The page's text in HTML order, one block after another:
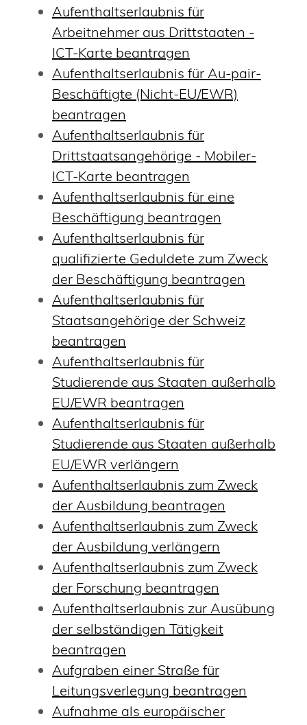
Aufenthaltserlaubnis für
Arbeitnehmer aus Drittstaaten -
ICT-Karte beantragen
Aufenthaltserlaubnis für Au-pair-
Beschäftigte (Nicht-EU/EWR)
beantragen
Aufenthaltserlaubnis für
Drittstaatsangehörige - Mobiler-
ICT-Karte beantragen
Aufenthaltserlaubnis für eine
Beschäftigung beantragen
Aufenthaltserlaubnis für
qualifizierte Geduldete zum Zweck
der Beschäftigung beantragen
Aufenthaltserlaubnis für
Staatsangehörige der Schweiz
beantragen
Aufenthaltserlaubnis für
Studierende aus Staaten außerhalb
EU/EWR beantragen
Aufenthaltserlaubnis für
Studierende aus Staaten außerhalb
EU/EWR verlängern
Aufenthaltserlaubnis zum Zweck
der Ausbildung beantragen
Aufenthaltserlaubnis zum Zweck
der Ausbildung verlängern
Aufenthaltserlaubnis zum Zweck
der Forschung beantragen
Aufenthaltserlaubnis zur Ausübung
der selbständigen Tätigkeit
beantragen
Aufgraben einer Straße für
Leitungsverlegung beantragen
Aufnahme als europäischer